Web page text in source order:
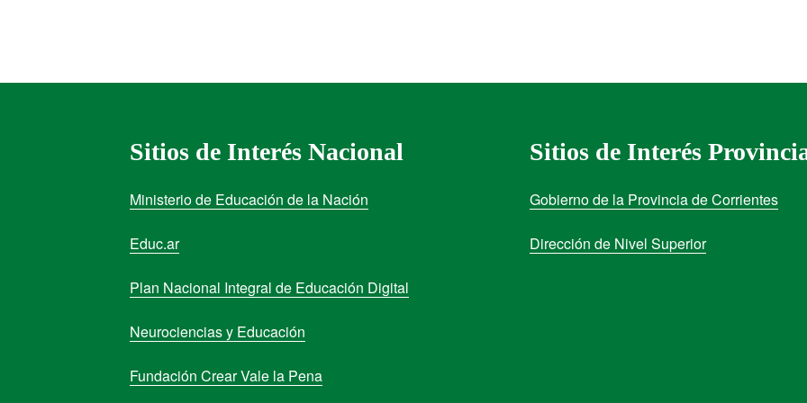
Sitios de Interés Nacional
Ministerio de Educación de la Nación
Educ.ar
Plan Nacional Integral de Educación Digital
Neurociencias y Educación
Fundación Crear Vale la Pena
Sitios de Interés
Gobierno de la Provincia de Corrientes
Dirección de Nivel Superior